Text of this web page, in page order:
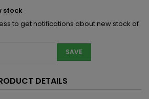
stock
to get notifications about new stock of
SAVE
DETAILS